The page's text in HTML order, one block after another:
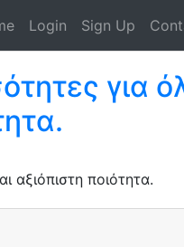
Login Sign Up
για
ποιότητα.